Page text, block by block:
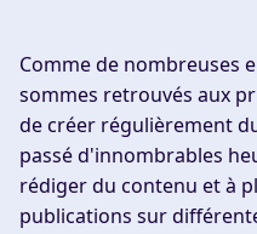
Comme de nombreuses
sommes retrouvés aux
de créer régulièrement
passé d'innombrables
rédiger du contenu et à
publications sur